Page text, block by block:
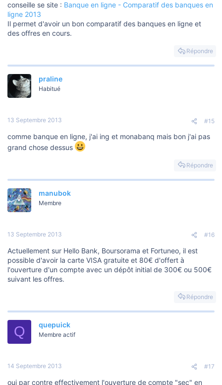
conseille se site : Banque en ligne - Comparatif des banques en
ligne 2013
Il permet d'avoir un bon comparatif des banques en ligne et
des offres en cours.
Répondre
praline
Habitué
13 Septembre 2013 #15
comme banque en ligne, j'ai ing et monabanq mais bon j'ai pas
grand chose dessus
Répondre
manubok
Membre
13 Septembre 2013 #16
Actuellement sur Hello Bank, Boursorama et Fortuneo, il est
possible d'avoir la carte VISA gratuite et 80€ d'offert à
l'ouverture d'un compte avec un dépôt initial de 300€ ou 500€
suivant les offres.
Répondre
Q quepuick
Membre actif
14 Septembre 2013 #17
oui par contre effectivement l'ouverture de compte "sec" en